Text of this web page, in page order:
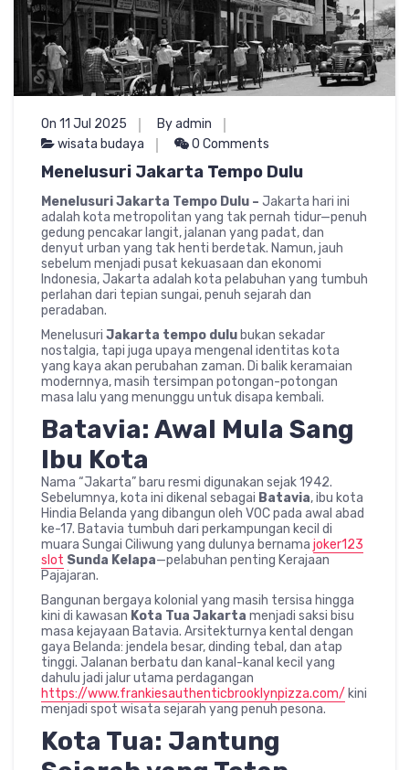
On 11 Jul 2025
By admin
wisata budaya
0 Comments
Menelusuri Jakarta Tempo Dulu
Menelusuri Jakarta Tempo Dulu – Jakarta hari ini
adalah kota metropolitan yang tak pernah tidur—penuh
gedung pencakar langit, jalanan yang padat, dan
denyut urban yang tak henti berdetak. Namun, jauh
sebelum menjadi pusat kekuasaan dan ekonomi
Indonesia, Jakarta adalah kota pelabuhan yang tumbuh
perlahan dari tepian sungai, penuh sejarah dan
peradaban.
Menelusuri Jakarta tempo dulu bukan sekadar
nostalgia, tapi juga upaya mengenal identitas kota
yang kaya akan perubahan zaman. Di balik keramaian
modernnya, masih tersimpan potongan-potongan
masa lalu yang menunggu untuk disapa kembali.
Batavia: Awal Mula Sang
Ibu Kota
Nama “Jakarta” baru resmi digunakan sejak 1942.
Sebelumnya, kota ini dikenal sebagai Batavia, ibu kota
Hindia Belanda yang dibangun oleh VOC pada awal abad
ke-17. Batavia tumbuh dari perkampungan kecil di
muara Sungai Ciliwung yang dulunya bernama joker123
slot Sunda Kelapa—pelabuhan penting Kerajaan
Pajajaran.
Bangunan bergaya kolonial yang masih tersisa hingga
kini di kawasan Kota Tua Jakarta menjadi saksi bisu
masa kejayaan Batavia. Arsitekturnya kental dengan
gaya Belanda: jendela besar, dinding tebal, dan atap
tinggi. Jalanan berbatu dan kanal-kanal kecil yang
dahulu jadi jalur utama perdagangan
https://www.frankiesauthenticbrooklynpizza.com/ kini
menjadi spot wisata sejarah yang penuh pesona.
Kota Tua: Jantung